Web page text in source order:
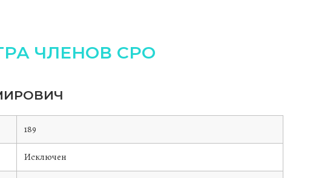
ЧЛЕНОВ СРО
189
Исключен